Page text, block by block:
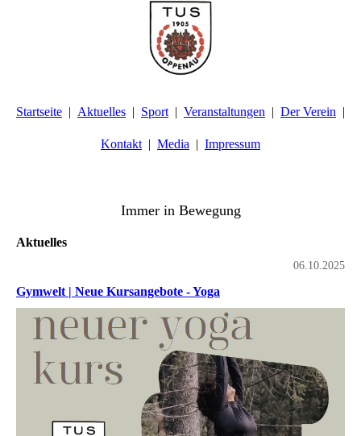
Startseite Aktuelles Sport Veranstaltungen Der Verein
Kontakt Media Impressum
Immer in Bewegung
Aktuelles
06.10.2025
Gymwelt | Neue Kursangebote - Yoga